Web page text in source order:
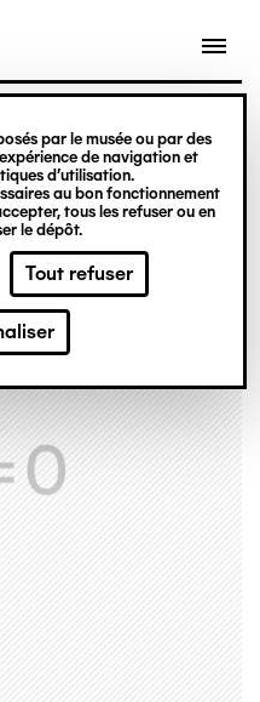
par le musée ou par des
de navigation et
d’utilisation.
au bon fonctionnement
tous les refuser ou en
le dépôt.
Tout refuser